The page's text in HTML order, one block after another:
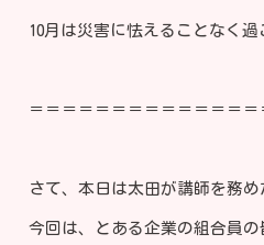
10月は災害に怯えることなく過
＝＝＝＝＝＝＝＝＝＝＝＝＝＝
さて、本日は太田が講師を務め
今回は、とある企業の組合員